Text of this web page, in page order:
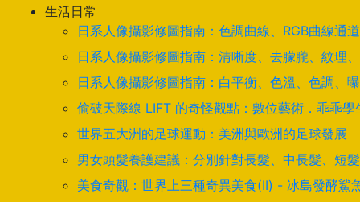
生活日常
日系人像攝影修圖指南：色調曲線、RGB曲線通
日系人像攝影修圖指南：清晰度、去朦朧、紋理
日系人像攝影修圖指南：白平衡、色溫、色調、
偷破天際線 LIFT 的奇怪觀點：數位藝術．乖乖學
世界五大洲的足球運動：美洲與歐洲的足球發展
男女頭髮養護建議：分別針對長髮、中長髮、短
美食奇觀：世界上三種奇異美食(II) - 冰島發酵鯊